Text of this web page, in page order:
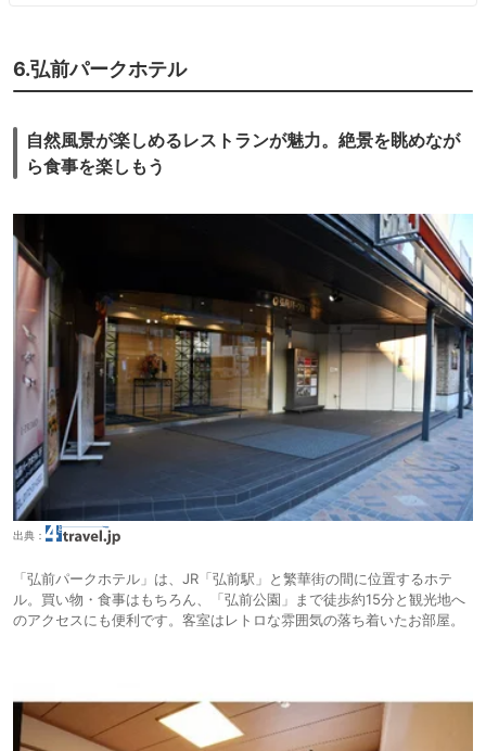
6.弘前パークホテル
自然風景が楽しめるレストランが魅力。絶景を眺めなが
ら食事を楽しもう
出典：
「弘前パークホテル」は、JR「弘前駅」と繁華街の間に位置するホテ
ル。買い物・食事はもちろん、「弘前公園」まで徒歩約15分と観光地へ
のアクセスにも便利です。客室はレトロな雰囲気の落ち着いたお部屋。